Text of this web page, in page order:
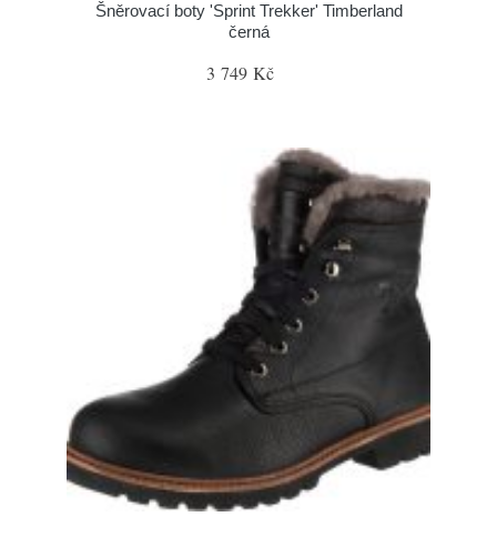
Šněrovací boty 'Sprint Trekker' Timberland
černá
3 749 Kč